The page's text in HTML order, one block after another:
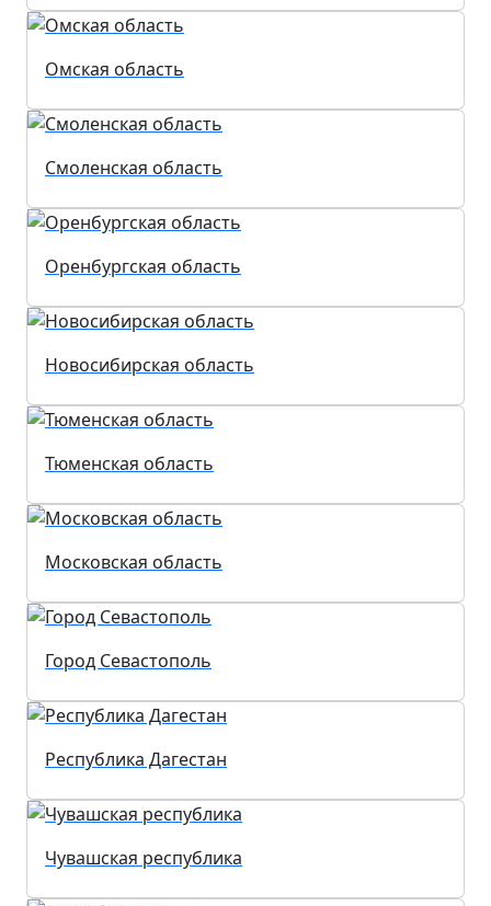
Омская область
Смоленская область
Оренбургская область
Новосибирская область
Тюменская область
Московская область
Город Севастополь
Республика Дагестан
Чувашская республика